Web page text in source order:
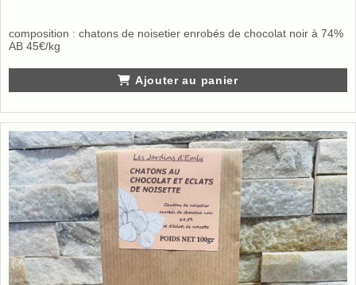
composition : chatons de noisetier enrobés de chocolat noir à 74%
AB 45€/kg
Ajouter au panier